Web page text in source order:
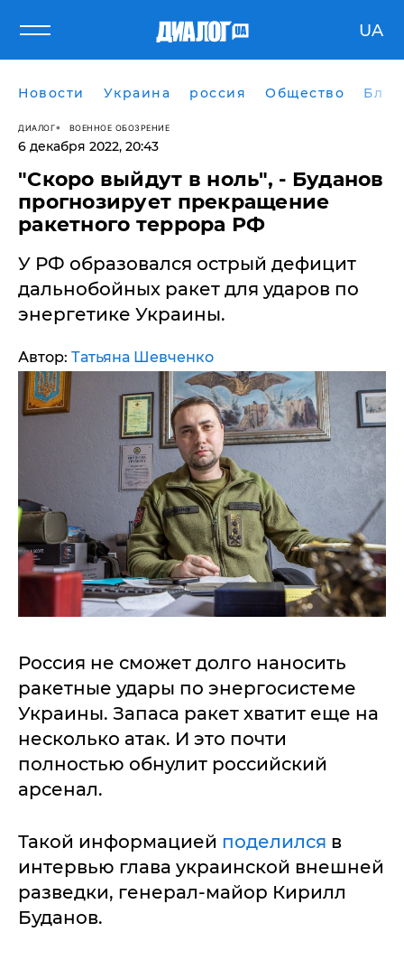
UA
Новости Украина россия Общество
ДИАЛОГ ВОЕННОЕ ОБОЗРЕНИЕ
6 декабря 2022, 20:43
​"Скоро выйдут в ноль", - Буданов
прогнозирует прекращение
ракетного террора РФ
У РФ образовался острый дефицит
дальнобойных ракет для ударов по
энергетике Украины.
Автор: Татьяна Шевченко
Россия не сможет долго наносить
ракетные удары по энергосистеме
Украины. Запаса ракет хватит еще на
несколько атак. И это почти
полностью обнулит российский
арсенал.
Такой информацией поделился в
интервью глава украинской внешней
разведки, генерал-майор Кирилл
Буданов.